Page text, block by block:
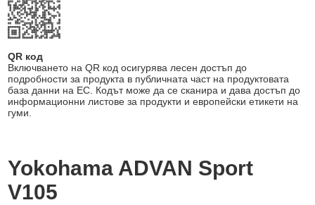
QR код
Включването на QR код осигурява лесен достъп до
подробности за продукта в публичната част на продуктовата
база данни на ЕС. Кодът може да се сканира и дава достъп до
информационни листове за продукти и европейски етикети на
гуми.
Yokohama ADVAN Sport
V105